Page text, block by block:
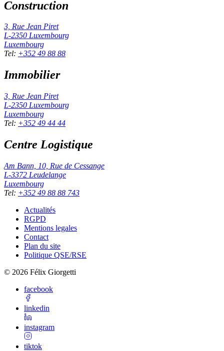
Construction
3, Rue Jean Piret
L-2350 Luxembourg
Luxembourg
Tel: +352 49 88 88
Immobilier
3, Rue Jean Piret
L-2350 Luxembourg
Luxembourg
Tel: +352 49 44 44
Centre Logistique
Am Bann, 10, Rue de Cessange
L-3372 Leudelange
Luxembourg
Tel: +352 49 88 88 743
Actualités
RGPD
Mentions legales
Contact
Plan du site
Politique QSE/RSE
© 2026 Félix Giorgetti
facebook
linkedin
instagram
tiktok